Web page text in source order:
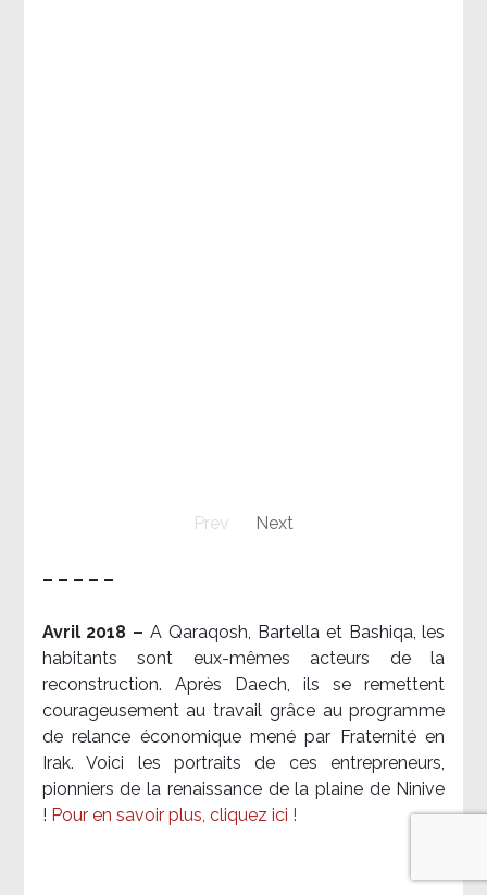
Prev Next
– – – – –
Avril 2018 –A Qaraqosh, Bartella et Bashiqa, les
habitants sont eux-mêmes acteurs de la
reconstruction. Après Daech, ils se remettent
courageusement au travail grâce au programme
de relance économique mené par Fraternité en
Irak. Voici les portraits de ces entrepreneurs,
pionniers de la renaissance de la plaine de Ninive
! Pour en savoir plus, cliquez ici !